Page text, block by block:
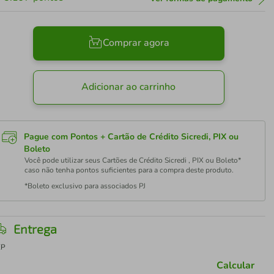
Comprar agora
Adicionar ao carrinho
Pague com Pontos + Cartão de Crédito Sicredi, PIX ou
Boleto
Você pode utilizar seus Cartões de Crédito Sicredi , PIX ou Boleto*
caso não tenha pontos suficientes para a compra deste produto.
*Boleto exclusivo para associados PJ
Entrega
Calcular